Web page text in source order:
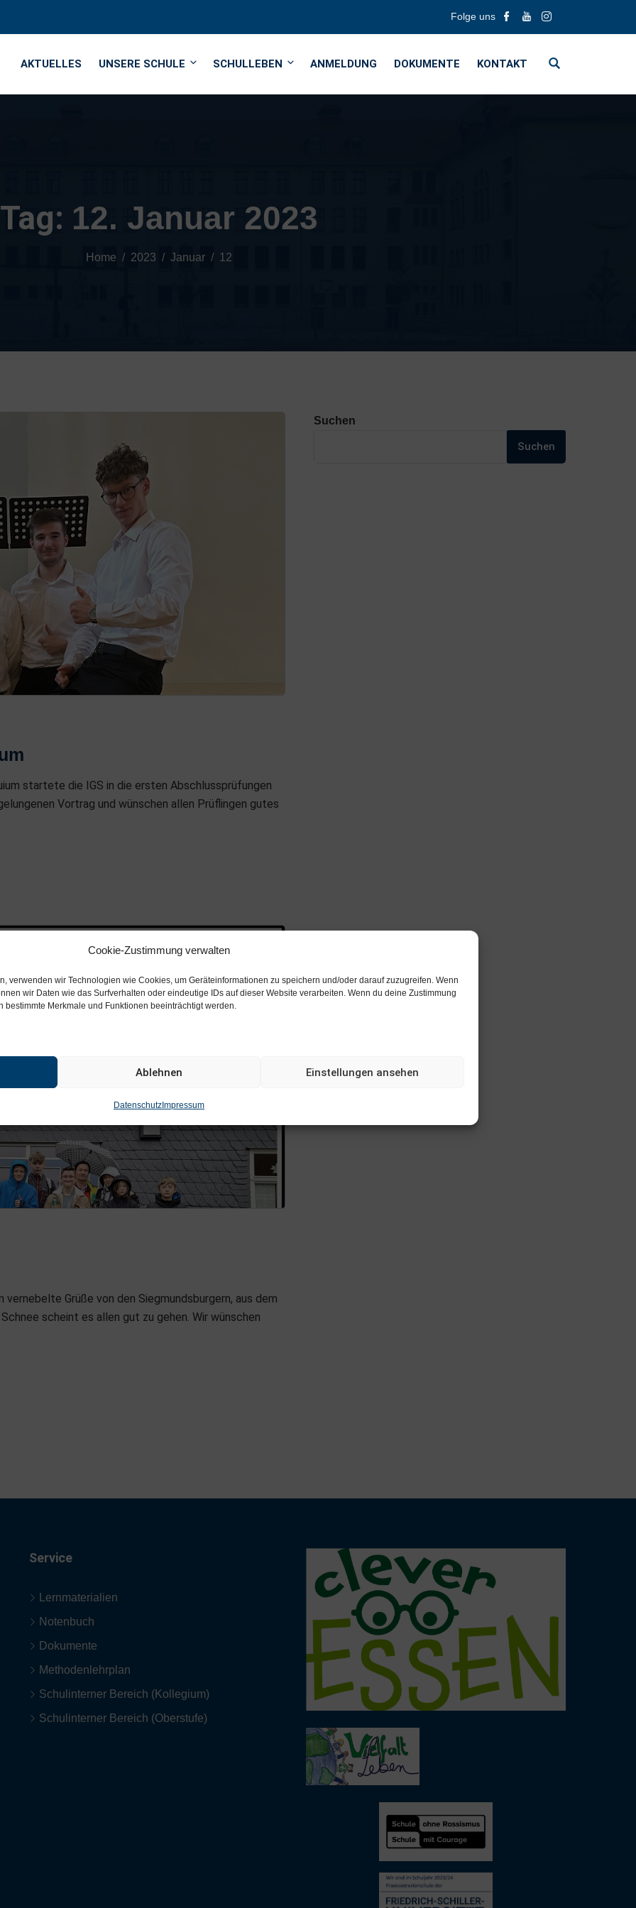
Cookie-Zustimmung verwalten
verwenden wir Technologien wie Cookies, um Geräteinformationen zu speichern und/oder darauf zuzugreifen. Wenn
wir Daten wie das Surfverhalten oder eindeutige IDs auf dieser Website verarbeiten. Wenn du deine Zustimmung
bestimmte Merkmale und Funktionen beeinträchtigt werden.
Ablehnen Einstellungen ansehen
DatenschutzImpressum
Folge uns
AKTUELLES UNSERE SCHULE SCHULLEBEN ANMELDUNG DOKUMENTE KONTAKT
Tag: 12. Januar 2023
Home 2023 Januar 12
startete die IGS in die ersten Abschlussprüfungen
Vortrag und wünschen allen Prüflingen gutes
Grüße von den Siegmundsburgern, aus dem
scheint es allen gut zu gehen. Wir wünschen
Suchen
Suchen
Service
Lernmaterialien
Notenbuch
Dokumente
Methodenlehrplan
Schulinterner Bereich (Kollegium)
Schulinterner Bereich (Oberstufe)